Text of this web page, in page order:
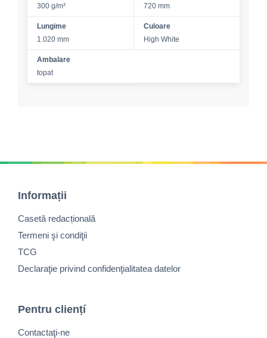
300 g/m²
720 mm
Lungime
1.020 mm
Culoare
High White
Ambalare
topat
Informații
Casetă redacțională
Termeni şi condiţii
TCG
Declaraţie privind confidenţialitatea datelor
Pentru cliențí
Contactaţi-ne